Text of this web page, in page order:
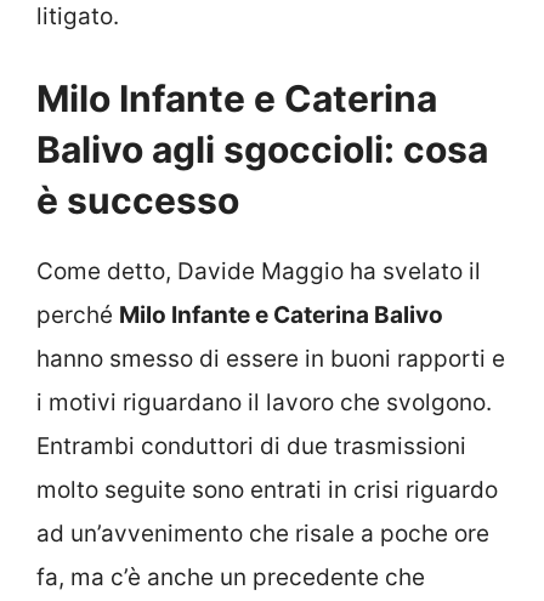
litigato.
Milo Infante e Caterina
Balivo agli sgoccioli: cosa
è successo
Come detto, Davide Maggio ha svelato il
perché Milo Infante e Caterina Balivo
hanno smesso di essere in buoni rapporti e
i motivi riguardano il lavoro che svolgono.
Entrambi conduttori di due trasmissioni
molto seguite sono entrati in crisi riguardo
ad un’avvenimento che risale a poche ore
fa, ma c’è anche un precedente che